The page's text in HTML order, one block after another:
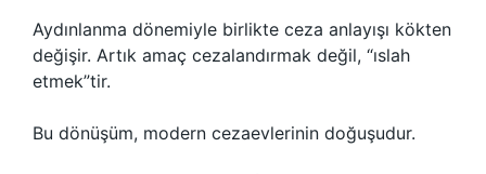
Aydınlanma dönemiyle birlikte ceza anlayışı kökten
değişir. Artık amaç cezalandırmak değil, “ıslah
etmek”tir.
Bu dönüşüm, modern cezaevlerinin doğuşudur.